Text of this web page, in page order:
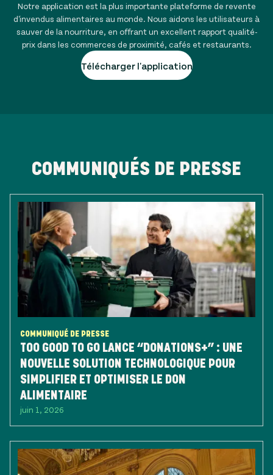
Notre application est la plus importante plateforme de revente
d'invendus alimentaires au monde. Nous aidons les utilisateurs à
sauver de la nourriture, en offrant un excellent rapport qualité-
prix dans les commerces de proximité, cafés et restaurants.
Télécharger l'application
COMMUNIQUÉS DE PRESSE
COMMUNIQUÉ DE PRESSE
TOO GOOD TO GO LANCE “DONATIONS+” : UNE
NOUVELLE SOLUTION TECHNOLOGIQUE POUR
SIMPLIFIER ET OPTIMISER LE DON
ALIMENTAIRE
juin 1, 2026